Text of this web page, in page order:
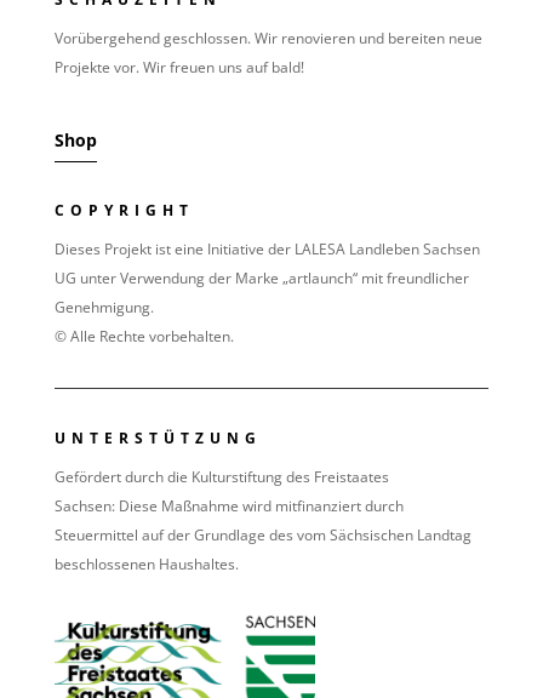
Vorübergehend geschlossen. Wir renovieren und bereiten neue
Projekte vor. Wir freuen uns auf bald!
Shop
COPYRIGHT
Dieses Projekt ist eine Initiative der LALESA Landleben Sachsen
UG unter Verwendung der Marke „artlaunch“ mit freundlicher
Genehmigung.
© Alle Rechte vorbehalten.
UNTERSTÜTZUNG
Gefördert durch die Kulturstiftung des Freistaates
Sachsen: Diese Maßnahme wird mitfinanziert durch
Steuermittel auf der Grundlage des vom Sächsischen Landtag
beschlossenen Haushaltes.